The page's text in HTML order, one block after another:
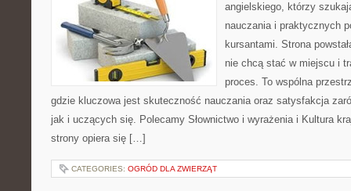
angielskiego, którzy
nauczania i praktycznych
kursantami. Strona
nie chcą stać w miejscu i
proces. To wspólna
gdzie kluczowa jest skuteczność nauczania oraz satysfakcja
jak i uczących się. Polecamy Słownictwo i wyrażenia i Kultura
strony opiera się […]
CATEGORIES: OGRÓD DLA ZWIERZĄT